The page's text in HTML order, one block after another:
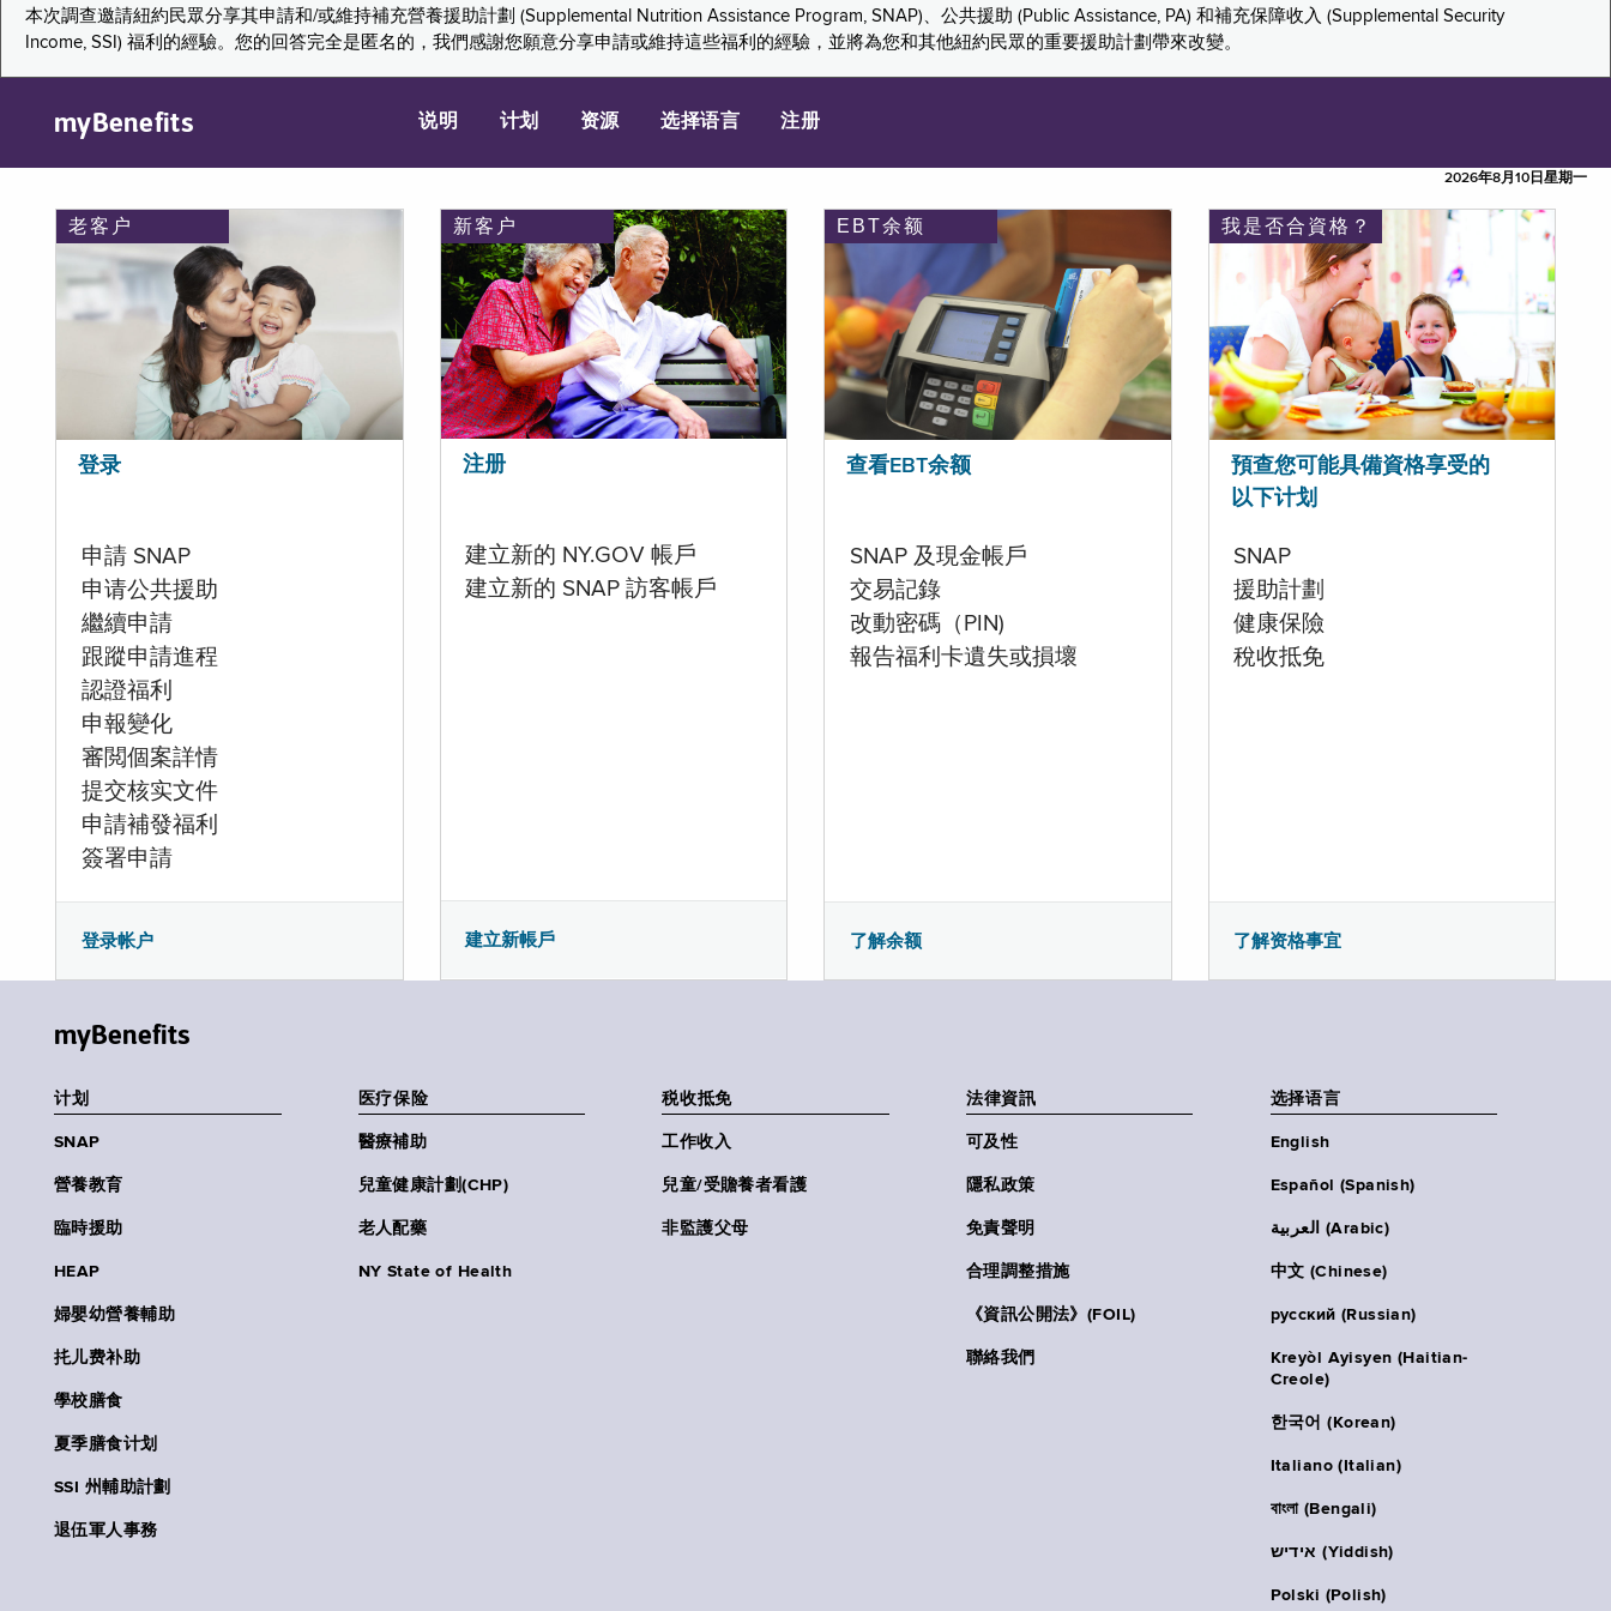
本次調查邀請紐約民眾分享其申請和/或維持補充營養援助計劃 (Supplemental Nutrition Assistance Program, SNAP)、公共援助 (Public Assistance, PA) 和補充保障收入 (Supplemental Security
Income, SSI) 福利的經驗。您的回答完全是匿名的，我們感謝您願意分享申請或維持這些福利的經驗，並將為您和其他紐約民眾的重要援助計劃帶來改變。
myBenefits 说明 计划 资源 选择语言 注册
2026年8月10日星期一
老客户
登录
申請 SNAP
申请公共援助
繼續申請
跟蹤申請進程
認證福利
申報變化
審閲個案詳情
提交核实文件
申請補發福利
簽署申請
登录帐户
新客户
注册
建立新的 NY.GOV 帳戶
建立新的 SNAP 訪客帳戶
建立新帳戶
EBT余额
查看EBT余额
SNAP 及現金帳戶
交易記錄
改動密碼（PIN)
報告福利卡遺失或損壞
了解余额
我是否合資格？
預查您可能具備資格享受的
以下计划
SNAP
援助計劃
健康保險
稅收抵免
了解资格事宜
myBenefits
计划
SNAP
營養教育
臨時援助
HEAP
婦嬰幼營養輔助
扥儿费补助
學校膳食
夏季膳食计划
SSI 州輔助計劃
退伍軍人事務
医疗保险
醫療補助
兒童健康計劃(CHP)
老人配藥
NY State of Health
税收抵免
工作收入
兒童/受贍養者看護
非監護父母
法律資訊
可及性
隱私政策
免責聲明
合理調整措施
《資訊公開法》(FOIL)
聯絡我們
选择语言
English
Español (Spanish)
العربية (Arabic)
中文 (Chinese)
русский (Russian)
Kreyòl Ayisyen (Haitian-
Creole)
한국어 (Korean)
Italiano (Italian)
বাংলা (Bengali)
אידיש (Yiddish)
Polski (Polish)